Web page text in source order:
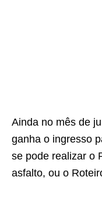
Ainda no mês de
ganha o ingresso
se pode realizar o
asfalto, ou o